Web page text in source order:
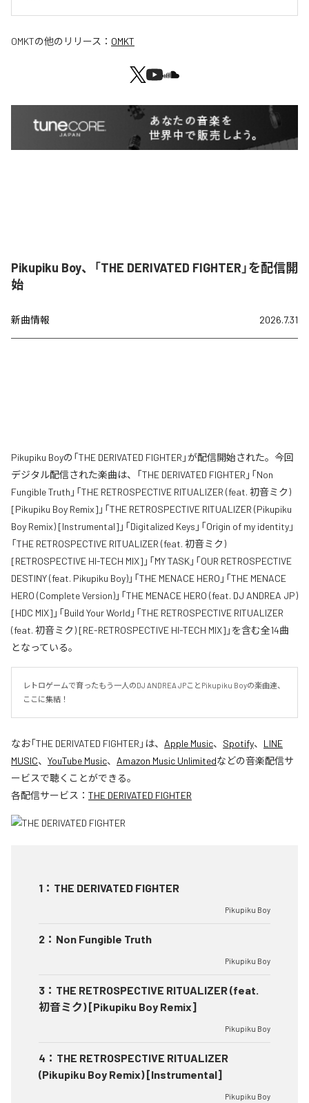
OMKTの他のリリース： OMKT
Pikupiku Boy、「THE DERIVATED FIGHTER」を配信開
始
新曲情報 2026.7.31
Pikupiku Boyの「THE DERIVATED FIGHTER」が配信開始された。今回
デジタル配信された楽曲は、「THE DERIVATED FIGHTER」「Non
Fungible Truth」「THE RETROSPECTIVE RITUALIZER (feat. 初音ミク)
[Pikupiku Boy Remix]」「THE RETROSPECTIVE RITUALIZER (Pikupiku
Boy Remix) [Instrumental]」「Digitalized Keys」「Origin of my identity」
「THE RETROSPECTIVE RITUALIZER (feat. 初音ミク)
[RETROSPECTIVE HI-TECH MIX]」「MY TASK」「OUR RETROSPECTIVE
DESTINY (feat. Pikupiku Boy)」「THE MENACE HERO」「THE MENACE
HERO (Complete Version)」「THE MENACE HERO (feat. DJ ANDREA JP)
[HDC MIX]」「Build Your World」「THE RETROSPECTIVE RITUALIZER
(feat. 初音ミク) [RE-RETROSPECTIVE HI-TECH MIX]」を含む全14曲
となっている。
レトロゲームで育ったもう一人のDJ ANDREA JPことPikupiku Boyの楽曲達、
ここに集結！
なお「THE DERIVATED FIGHTER 」は、 Apple Music、 Spotify、 LINE
MUSIC、 YouTube Music、 Amazon Music Unlimitedなどの音楽配信サ
ービスで聴くことができる。
各配信サービス： THE DERIVATED FIGHTER
1 ： THE DERIVATED FIGHTER
Pikupiku Boy
2 ： Non Fungible Truth
Pikupiku Boy
3 ： THE RETROSPECTIVE RITUALIZER (feat.
初音ミク) [Pikupiku Boy Remix]
Pikupiku Boy
4 ： THE RETROSPECTIVE RITUALIZER
(Pikupiku Boy Remix) [Instrumental]
Pikupiku Boy